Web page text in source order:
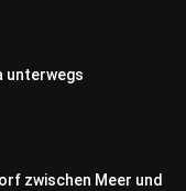
unterwegs
zwischen Meer und